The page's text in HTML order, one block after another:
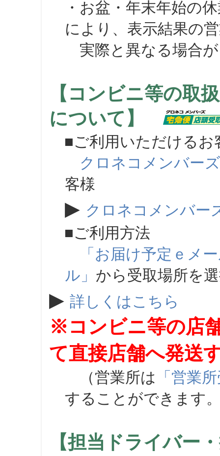
・お盆・年末年始の
により、表示結果の
実際と異なる場合が
【コンビニ等の取
について】
■ご利用いただけるお
クロネコメンバーズ
客様
▶ クロネコメンバー
■ご利用方法
「お届け予定ｅメ
ル」 から受取場所を
▶ 詳しくはこちら
※コンビニ等の店
て直接店舗へ発送
（営業所は 「営業
することができます
【担当ドライバー